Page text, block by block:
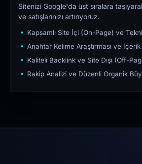
Sitenizi Google'da üst sıralara
ve satışlarınızı artırıyoruz.
Kapsamlı Site İçi (On-Page) ve
Anahtar Kelime Araştırması ve
Kaliteli Backlink ve Site Dışı (Off-
Rakip Analizi ve Düzenli Organik